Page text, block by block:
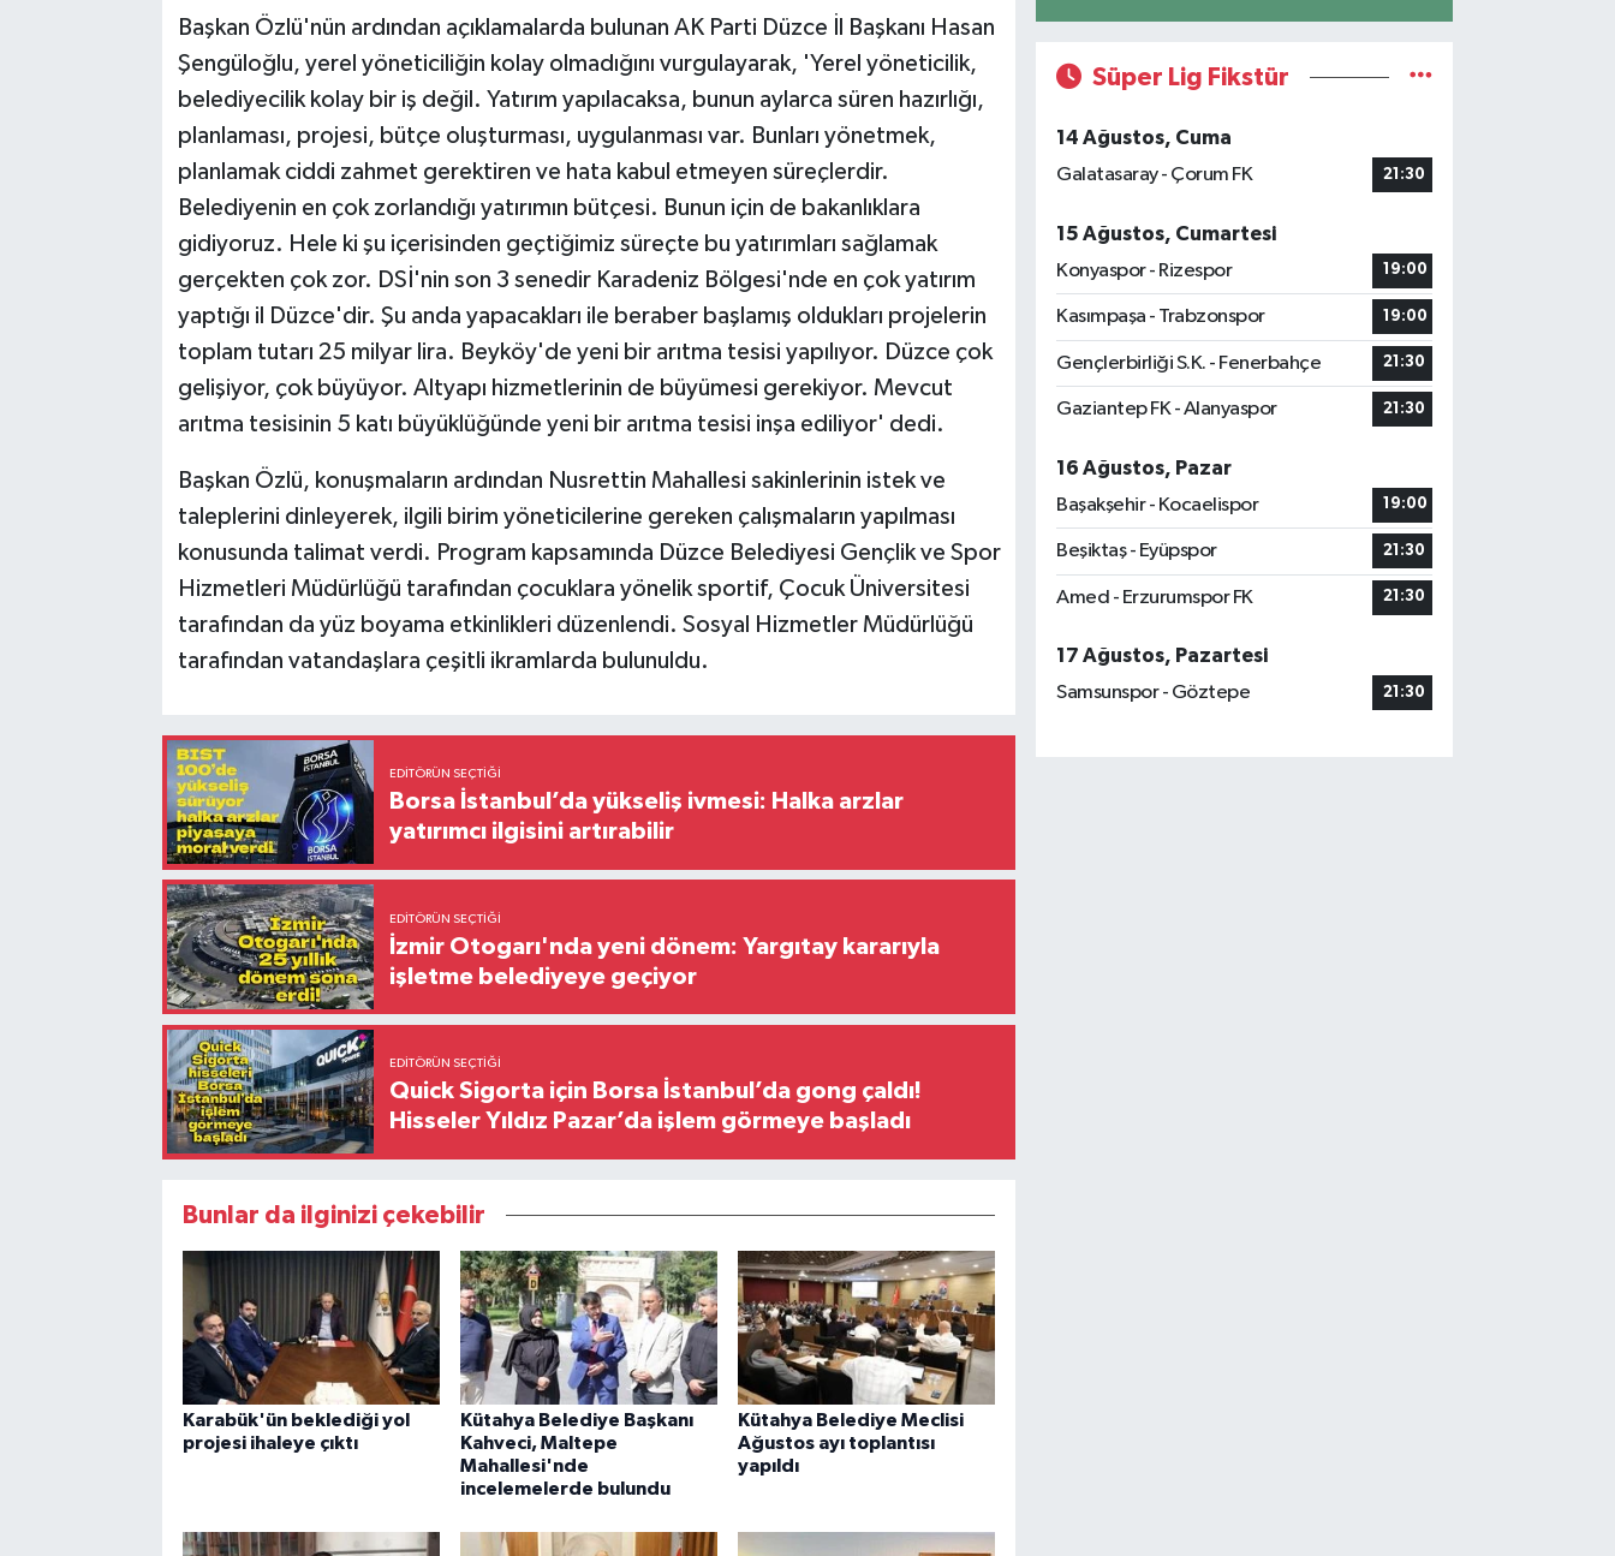
Başkan Özlü'nün ardından açıklamalarda bulunan AK Parti Düzce İl Başkanı Hasan
Şengüloğlu, yerel yöneticiliğin kolay olmadığını vurgulayarak, 'Yerel yöneticilik,
belediyecilik kolay bir iş değil. Yatırım yapılacaksa, bunun aylarca süren hazırlığı,
planlaması, projesi, bütçe oluşturması, uygulanması var. Bunları yönetmek,
planlamak ciddi zahmet gerektiren ve hata kabul etmeyen süreçlerdir.
Belediyenin en çok zorlandığı yatırımın bütçesi. Bunun için de bakanlıklara
gidiyoruz. Hele ki şu içerisinden geçtiğimiz süreçte bu yatırımları sağlamak
gerçekten çok zor. DSİ'nin son 3 senedir Karadeniz Bölgesi'nde en çok yatırım
yaptığı il Düzce'dir. Şu anda yapacakları ile beraber başlamış oldukları projelerin
toplam tutarı 25 milyar lira. Beyköy'de yeni bir arıtma tesisi yapılıyor. Düzce çok
gelişiyor, çok büyüyor. Altyapı hizmetlerinin de büyümesi gerekiyor. Mevcut
arıtma tesisinin 5 katı büyüklüğünde yeni bir arıtma tesisi inşa ediliyor' dedi.
Başkan Özlü, konuşmaların ardından Nusrettin Mahallesi sakinlerinin istek ve
taleplerini dinleyerek, ilgili birim yöneticilerine gereken çalışmaların yapılması
konusunda talimat verdi. Program kapsamında Düzce Belediyesi Gençlik ve Spor
Hizmetleri Müdürlüğü tarafından çocuklara yönelik sportif, Çocuk Üniversitesi
tarafından da yüz boyama etkinlikleri düzenlendi. Sosyal Hizmetler Müdürlüğü
tarafından vatandaşlara çeşitli ikramlarda bulunuldu.
EDITÖRÜN SEÇTIĞI
Borsa İstanbul’da yükseliş ivmesi: Halka arzlar
yatırımcı ilgisini artırabilir
EDITÖRÜN SEÇTIĞI
İzmir Otogarı'nda yeni dönem: Yargıtay kararıyla
işletme belediyeye geçiyor
EDITÖRÜN SEÇTIĞI
Quick Sigorta için Borsa İstanbul’da gong çaldı!
Hisseler Yıldız Pazar’da işlem görmeye başladı
Bunlar da ilginizi çekebilir
Karabük'ün beklediği yol
projesi ihaleye çıktı
Kütahya Belediye Başkanı
Kahveci, Maltepe
Mahallesi'nde
incelemelerde bulundu
Kütahya Belediye Meclisi
Ağustos ayı toplantısı
yapıldı
Süper Lig Fikstür
14 Ağustos, Cuma
Galatasaray - Çorum FK
21:30
15 Ağustos, Cumartesi
Konyaspor - Rizespor
19:00
Kasımpaşa - Trabzonspor 19:00
Gençlerbirliği S.K. - Fenerbahçe 21:30
Gaziantep FK - Alanyaspor 21:30
16 Ağustos, Pazar
Başakşehir - Kocaelispor
19:00
Beşiktaş - Eyüpspor 21:30
Amed - Erzurumspor FK 21:30
17 Ağustos, Pazartesi
Samsunspor - Göztepe
21:30